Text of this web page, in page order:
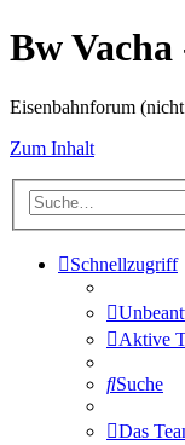
Bw
Eisenbahnforum
Zum Inhalt
Schnellzugriff
Aktive
Suche
Das